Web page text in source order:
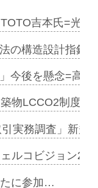
吉本氏=光
の構造設計指針
今後を懸念=高
物LCCO2制度
実務調査」新規
ルコビジョン
に参加…